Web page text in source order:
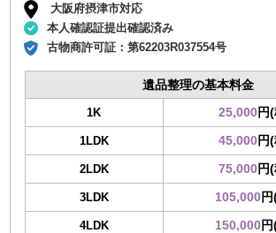
大阪府摂津市対応
本人確認証提出確認済み
古物商許可証：第62203R037554号
遺品整理の基本料金
1K 25,000円
1LDK 45,000円
2LDK 75,000円
3LDK 105,000
4LDK 150,000